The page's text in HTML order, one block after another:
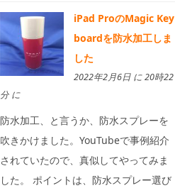
iPad ProのMagic Key
boardを防水加工しま
した
2022年2月6日 に 20時22
分 に
防水加工、と言うか、防水スプレーを
吹きかけました。YouTubeで事例紹介
されていたので、真似してやってみま
した。 ポイントは、防水スプレー選び